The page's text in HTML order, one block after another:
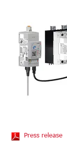
Press release